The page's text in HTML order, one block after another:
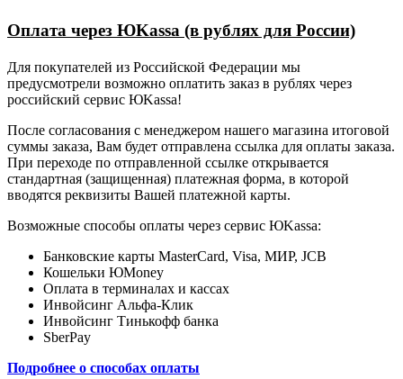
Оплата через ЮKassa (в рублях для России)
Для покупателей из Российской Федерации мы
предусмотрели возможно оплатить заказ в рублях через
российский сервис ЮKassa!
После согласования с менеджером нашего магазина итоговой
суммы заказа, Вам будет отправлена ссылка для оплаты заказа.
При переходе по отправленной ссылке открывается
стандартная (защищенная) платежная форма, в которой
вводятся реквизиты Вашей платежной карты.
Возможные способы оплаты через сервис ЮKassa:
Банковские карты MasterCard, Visa, МИР, JCB
Кошельки ЮMoney
Оплата в терминалах и кассах
Инвойсинг Альфа-Клик
Инвойсинг Тинькофф банка
SberPay
Подробнее о способах оплаты